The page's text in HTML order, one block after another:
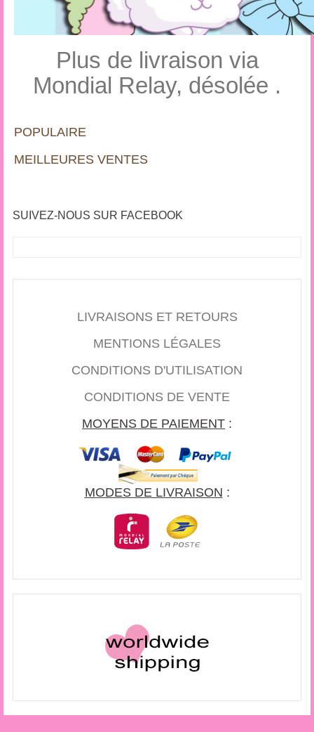
Plus de livraison via
Mondial Relay, désolée .
POPULAIRE
MEILLEURES VENTES
SUIVEZ-NOUS SUR FACEBOOK
LIVRAISONS ET RETOURS
MENTIONS LÉGALES
CONDITIONS D'UTILISATION
CONDITIONS DE VENTE
MOYENS DE PAIEMENT :
MODES DE LIVRAISON :